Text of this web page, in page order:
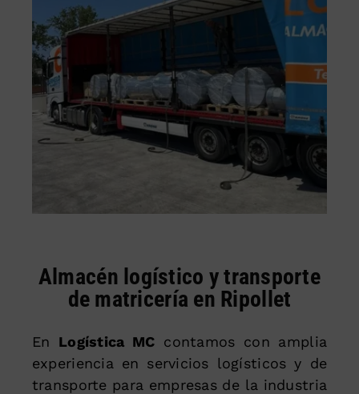
Almacén logístico y transporte
de matricería en Ripollet
En Logística MC contamos con amplia
experiencia en servicios logísticos y de
transporte para empresas de la industria